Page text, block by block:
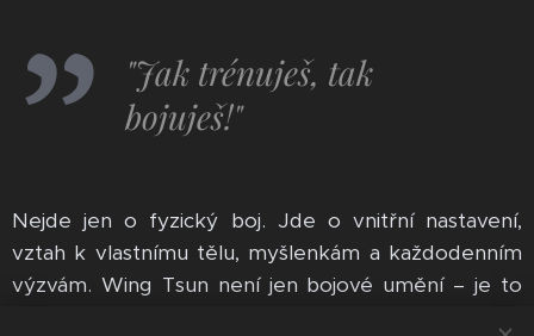
"Jak trénuješ, tak
bojuješ!"
Nejde jen o fyzický boj. Jde o vnitřní nastavení,
vztah k vlastnímu tělu, myšlenkám a každodenním
výzvám. Wing Tsun není jen bojové umění – je to